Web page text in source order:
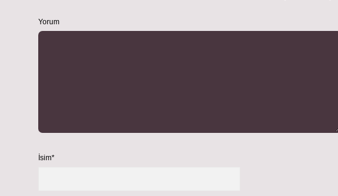
Yorum
İsim*